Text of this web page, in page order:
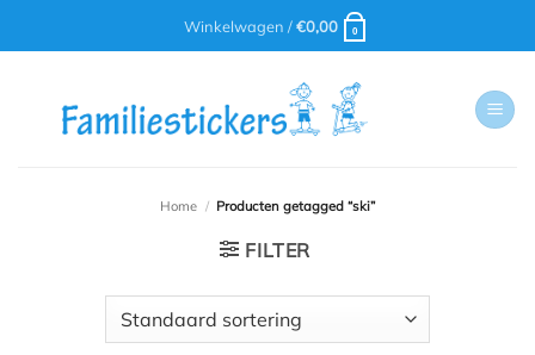
Winkelwagen /€0,00 0
Home / Producten getagged “ski”
FILTER